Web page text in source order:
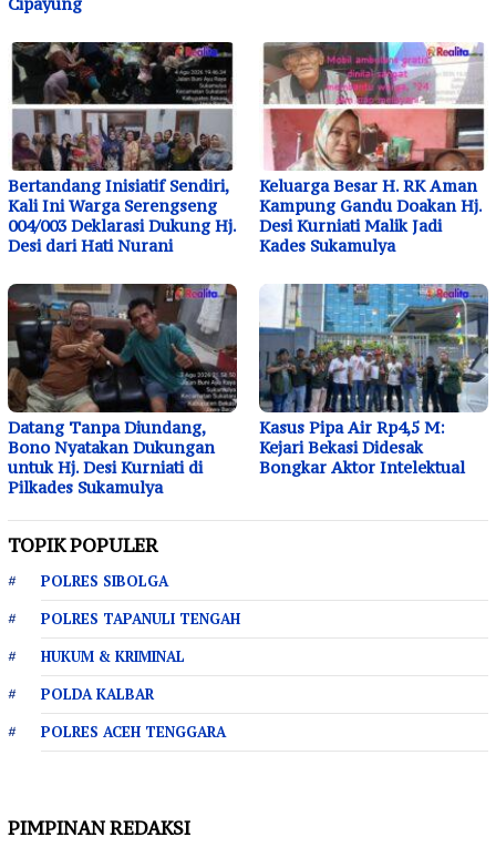
Bertandang Inisiatif Sendiri,
Kali Ini Warga Serengseng
004/003 Deklarasi Dukung Hj.
Desi dari Hati Nurani
Keluarga Besar H. RK Aman
Kampung Gandu Doakan Hj.
Desi Kurniati Malik Jadi
Kades Sukamulya
Datang Tanpa Diundang,
Bono Nyatakan Dukungan
untuk Hj. Desi Kurniati di
Pilkades Sukamulya
Kasus Pipa Air Rp4,5 M:
Kejari Bekasi Didesak
Bongkar Aktor Intelektual
TOPIK POPULER
POLRES SIBOLGA
POLRES TAPANULI TENGAH
HUKUM & KRIMINAL
POLDA KALBAR
POLRES ACEH TENGGARA
PIMPINAN REDAKSI